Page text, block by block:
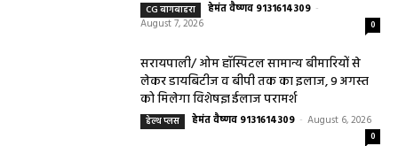
CG बागबाहरा हेमंत वैष्णव 9131614309 -
August 7, 2026
0
सरायपाली/ ओम हॉस्पिटल सामान्य बीमारियों से
लेकर डायबिटीज व बीपी तक का इलाज, 9 अगस्त
को मिलेगा विशेषज्ञ ईलाज परामर्श
हेल्थ प्लस हेमंत वैष्णव 9131614309 - August 6, 2026
0